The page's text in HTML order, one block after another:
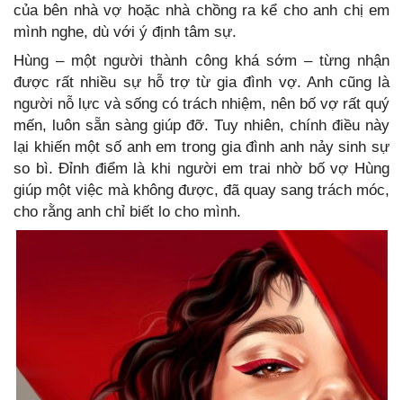
của bên nhà vợ hoặc nhà chồng ra kể cho anh chị em
mình nghe, dù với ý định tâm sự.
Hùng – một người thành công khá sớm – từng nhận
được rất nhiều sự hỗ trợ từ gia đình vợ. Anh cũng là
người nỗ lực và sống có trách nhiệm, nên bố vợ rất quý
mến, luôn sẵn sàng giúp đỡ. Tuy nhiên, chính điều này
lại khiến một số anh em trong gia đình anh nảy sinh sự
so bì. Đỉnh điểm là khi người em trai nhờ bố vợ Hùng
giúp một việc mà không được, đã quay sang trách móc,
cho rằng anh chỉ biết lo cho mình.